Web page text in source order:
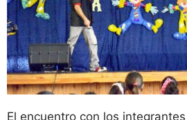
El encuentro con los